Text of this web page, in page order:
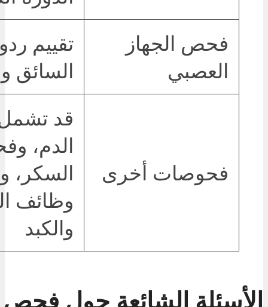
فحص الجهاز
العصبي
تقييم
السائق
فحوصات أخرى
قد
الدم،
وظائف
والكبد